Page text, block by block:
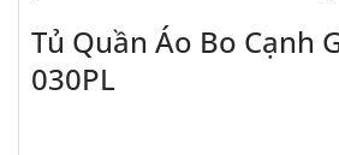
Tủ Quần Áo Bo Cạnh
030PL